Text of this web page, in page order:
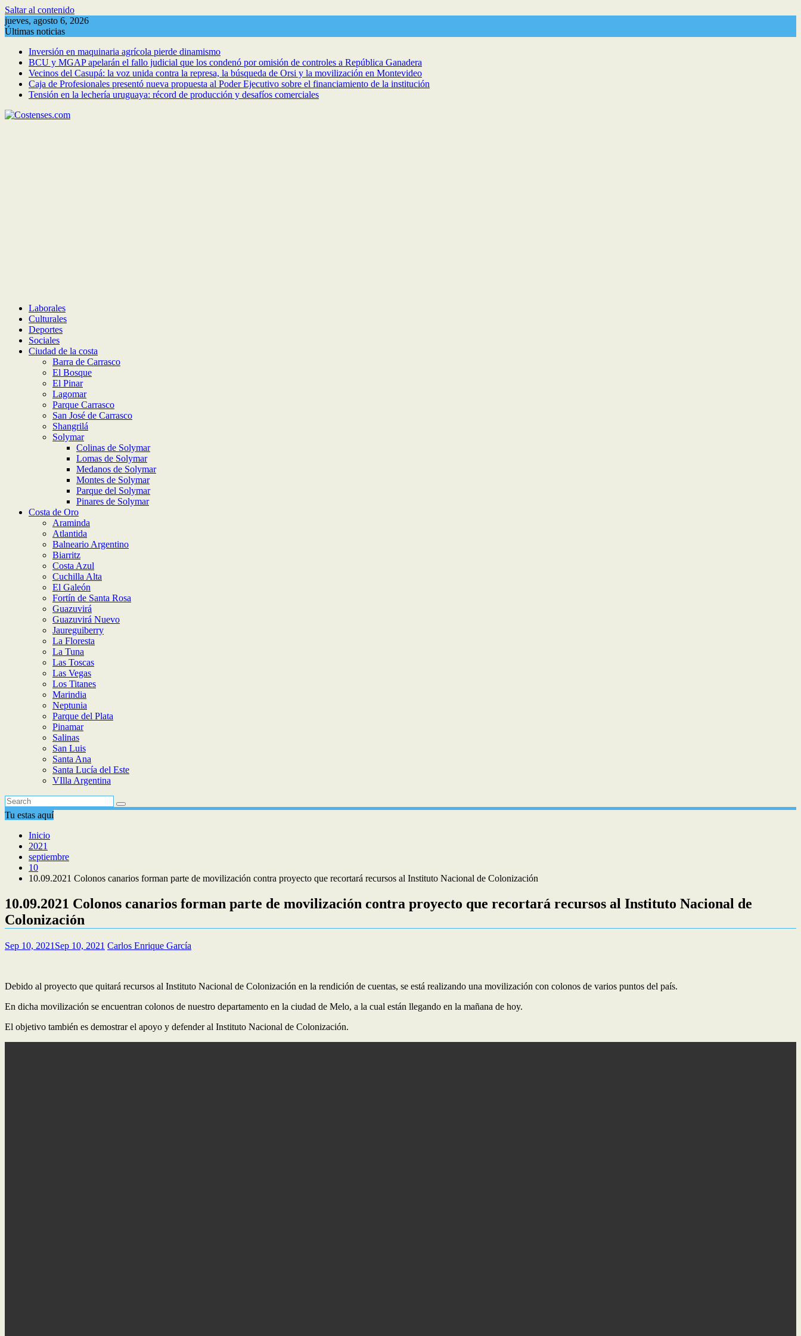
Saltar al contenido
jueves, agosto 6, 2026
Últimas noticias
Inversión en maquinaria agrícola pierde dinamismo
BCU y MGAP apelarán el fallo judicial que los condenó por omisión de controles a República Ganadera
Vecinos del Casupá: la voz unida contra la represa, la búsqueda de Orsi y la movilización en Montevideo
Caja de Profesionales presentó nueva propuesta al Poder Ejecutivo sobre el financiamiento de la institución
Tensión en la lechería uruguaya: récord de producción y desafíos comerciales
Laborales
Culturales
Deportes
Sociales
Ciudad de la costa
Barra de Carrasco
El Bosque
El Pinar
Lagomar
Parque Carrasco
San José de Carrasco
Shangrilá
Solymar
Colinas de Solymar
Lomas de Solymar
Medanos de Solymar
Montes de Solymar
Parque del Solymar
Pinares de Solymar
Costa de Oro
Araminda
Atlantida
Balneario Argentino
Biarritz
Costa Azul
Cuchilla Alta
El Galeón
Fortín de Santa Rosa
Guazuvirá
Guazuvirá Nuevo
Jaureguiberry
La Floresta
La Tuna
Las Toscas
Las Vegas
Los Titanes
Marindia
Neptunia
Parque del Plata
Pinamar
Salinas
San Luis
Santa Ana
Santa Lucía del Este
VIlla Argentina
Tu estas aquí
Inicio
2021
septiembre
10
10.09.2021 Colonos canarios forman parte de movilización contra proyecto que recortará recursos al Instituto Nacional de Colonización
10.09.2021 Colonos canarios forman parte de movilización contra proyecto que recortará recursos al Instituto Nacional de
Colonización
Sep 10, 2021 Sep 10, 2021 Carlos Enrique García
Debido al proyecto que quitará recursos al Instituto Nacional de Colonización en la rendición de cuentas, se está realizando una movilización con colonos de varios puntos del país.
En dicha movilización se encuentran colonos de nuestro departamento en la ciudad de Melo, a la cual están llegando en la mañana de hoy.
El objetivo también es demostrar el apoyo y defender al Instituto Nacional de Colonización.